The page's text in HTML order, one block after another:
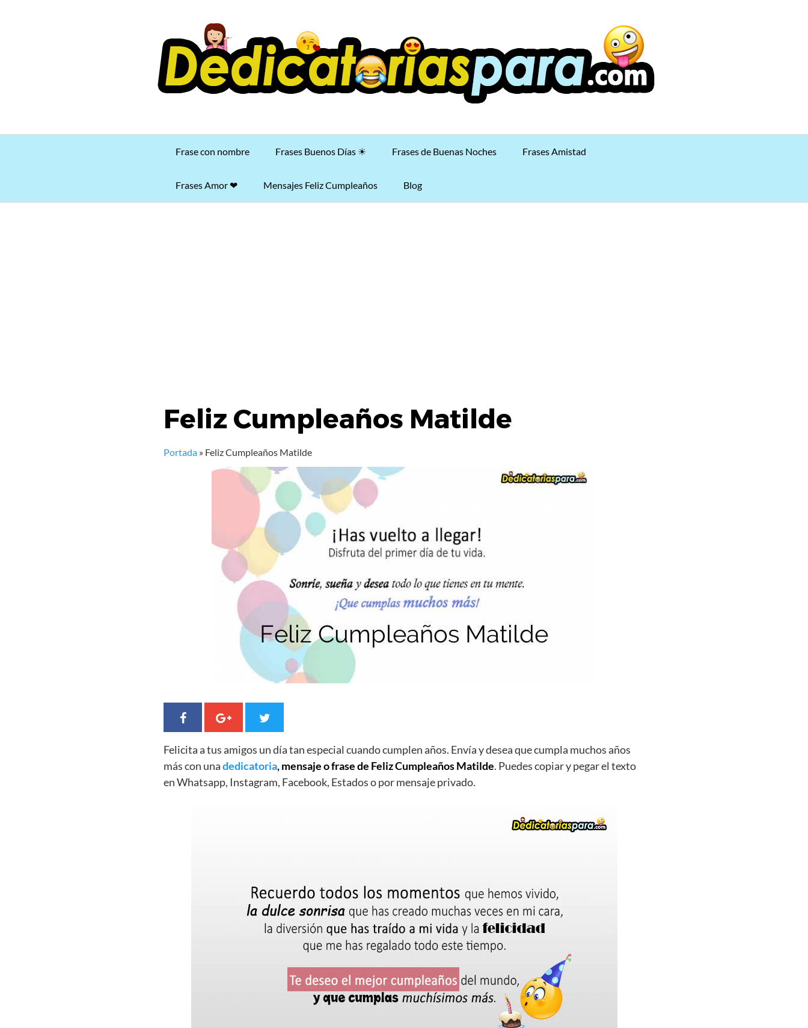
Frase con nombre Frases Buenos Días ☀ Frases de Buenas Noches Frases Amistad
Frases Amor ❤ Mensajes Feliz Cumpleaños Blog
Feliz Cumpleaños Matilde
Portada » Feliz Cumpleaños Matilde
Felicita a tus amigos un día tan especial cuando cumplen años. Envía y desea que cumpla muchos años
más con unadedicatoria, mensaje o frase de Feliz Cumpleaños Matilde. Puedes copiar y pegar el texto
en Whatsapp, Instagram, Facebook, Estados o por mensaje privado.